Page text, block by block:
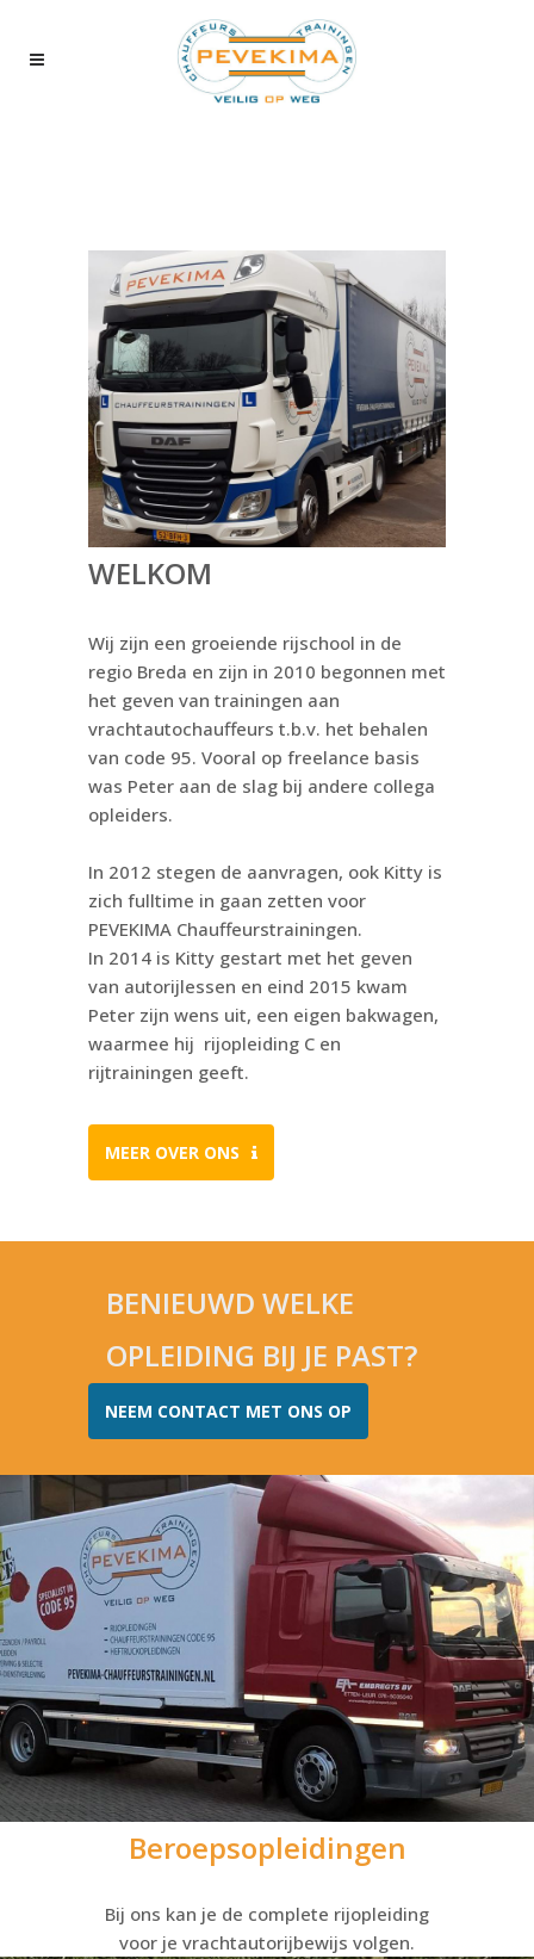
WELKOM
Wij zijn een groeiende rijschool in de
regio Breda en zijn in 2010 begonnen met
het geven van trainingen aan
vrachtautochauffeurs t.b.v. het behalen
van code 95. Vooral op freelance basis
was Peter aan de slag bij andere collega
opleiders.
In 2012 stegen de aanvragen, ook Kitty is
zich fulltime in gaan zetten voor
PEVEKIMA Chauffeurstrainingen.
In 2014 is Kitty gestart met het geven
van autorijlessen en eind 2015 kwam
Peter zijn wens uit, een eigen bakwagen,
waarmee hij rijopleiding C en
rijtrainingen geeft.
MEER OVER ONS
BENIEUWD WELKE
OPLEIDING BIJ JE PAST?
NEEM CONTACT MET ONS OP
Beroepsopleidingen
Bij ons kan je de complete rijopleiding
voor je vrachtautorijbewijs volgen.